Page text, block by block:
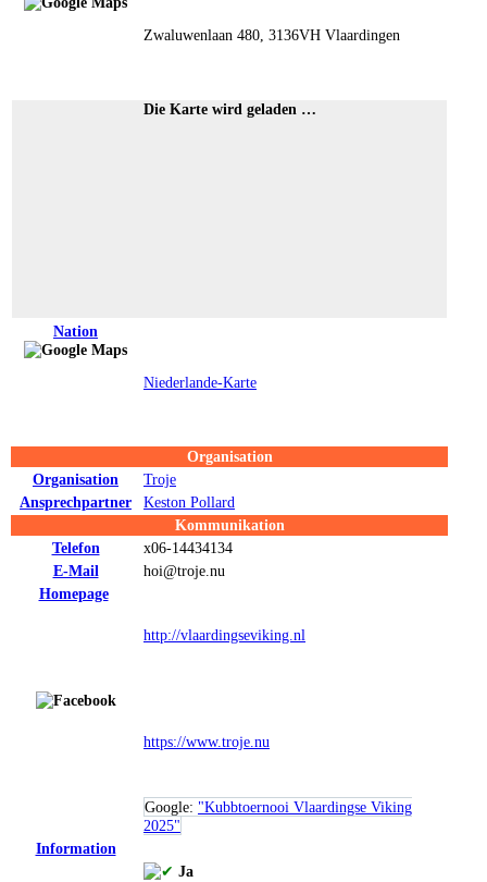
Zwaluwenlaan 480, 3136VH Vlaardingen
Die Karte wird geladen …
Nation
Niederlande-Karte
Organisation
Organisation
Troje
Ansprechpartner
Keston Pollard
Kommunikation
Telefon
x06-14434134
E-Mail
hoi@troje.nu
Homepage
http://vlaardingseviking.nl
https://www.troje.nu
Google: "Kubbtoernooi Vlaardingse Viking
2025"
Information
Ja